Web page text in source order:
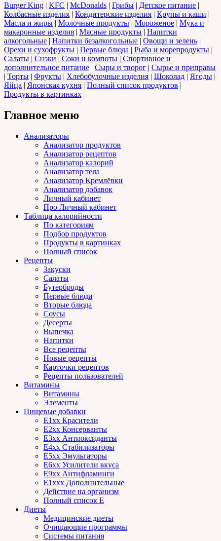
Burger King | KFC | McDonalds | Грибы | Детское питание |
Колбасные изделия | Кондитерские изделия | Крупы и каши |
Масла и жиры | Молочные продукты | Мороженое | Мука и
макаронные изделия | Мясные продукты | Напитки
алкогольные | Напитки безалкогольные | Овощи и зелень |
Орехи и сухофрукты | Первые блюда | Рыба и морепродукты |
Салаты | Снэки | Соки и компоты | Спортивное и
дополнительное питание | Сыры и творог | Сырье и приправы
| Торты | Фрукты | Хлебобулочные изделия | Шоколад | Ягоды |
Яйца | Японская кухня | Полный список продуктов |
Продукты в картинках
Главное меню
Анализаторы
Анализатор продуктов
Анализатор рецептов
Анализатор калорий
Анализатор тела
Анализатор Кремлёвки
Анализатор добавок
Личный кабинет
Про Личный кабинет
Таблица калорийности
По категориям
Подбор продуктов
Продукты в картинках
Полный список
Рецепты
Закуски
Салаты
Бутерброды
Первые блюда
Вторые блюда
Соусы
Десерты
Выпечка
Напитки
Все рецепты
Новые рецепты
Карточки рецептов
Рецепты пользователей
Витамины
Витамины
Элементы
Пищевые добавки
E1xx Красители
E2xx Консерванты
E3xx Антиоксиданты
E4xx Стабилизаторы
E5xx Эмульгаторы
E6xx Усилители вкуса
E9xx Антифламинги
E1xxx Дополнительные
Действие на организм
Полный список E
Диеты
Медицинские диеты
Очищающие программы
Системы питания